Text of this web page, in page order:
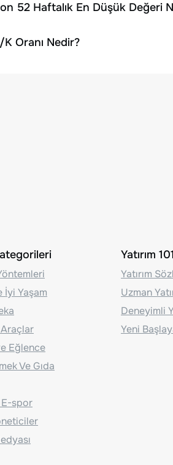
52 Haftalık En Düşük Değeri
Oranı Nedir?
İyi Yaşam
Eğlence
Ve Gıda
spor
Yatırım 101
Yatırım
Uzman
Deneyimli
Yeni